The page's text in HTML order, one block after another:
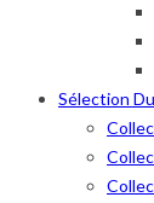
Sélection